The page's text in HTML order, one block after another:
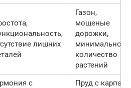
лишних
Газон,
мощеные
дорожки,
минимальное
количество
растений
с
Пруд с